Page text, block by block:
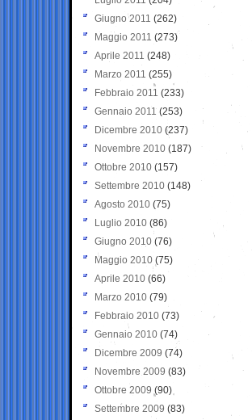
Giugno 2011 (262)
Maggio 2011 (273)
Aprile 2011 (248)
Marzo 2011 (255)
Febbraio 2011 (233)
Gennaio 2011 (253)
Dicembre 2010 (237)
Novembre 2010 (187)
Ottobre 2010 (157)
Settembre 2010 (148)
Agosto 2010 (75)
Luglio 2010 (86)
Giugno 2010 (76)
Maggio 2010 (75)
Aprile 2010 (66)
Marzo 2010 (79)
Febbraio 2010 (73)
Gennaio 2010 (74)
Dicembre 2009 (74)
Novembre 2009 (83)
Ottobre 2009 (90)
Settembre 2009 (83)